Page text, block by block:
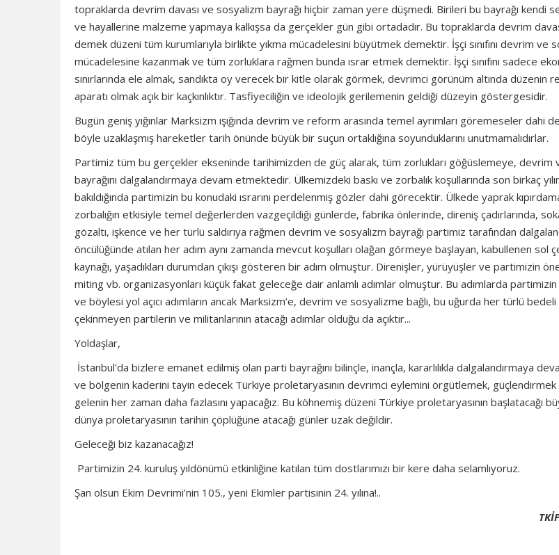
topraklarda devrim davası ve sosyalizm bayrağı hiçbir zaman yere düşmedi. Birileri bu bayrağı kendi
ve hayallerine malzeme yapmaya kalkışsa da gerçekler gün gibi ortadadır. Bu topraklarda devrim
demek düzeni tüm kurumlarıyla birlikte yıkma mücadelesini büyütmek demektir. İşçi sınıfını devrim ve
mücadelesine kazanmak ve tüm zorluklara rağmen bunda ısrar etmek demektir. İşçi sınıfını sadece
sınırlarında ele almak, sandıkta oy verecek bir kitle olarak görmek, devrimci görünüm altında düzenin
aparatı olmak açık bir kaçkınlıktır. Tasfiyeciliğin ve ideolojik gerilemenin geldiği düzeyin göstergesidir.
Bugün geniş yığınlar Marksizm ışığında devrim ve reform arasında temel ayrımları göremeseler dahi
böyle uzaklaşmış hareketler tarih önünde büyük bir suçun ortaklığına soyunduklarını unutmamalıdırlar.
Partimiz tüm bu gerçekler ekseninde tarihimizden de güç alarak, tüm zorlukları göğüslemeye, devrim
bayrağını dalgalandırmaya devam etmektedir. Ülkemizdeki baskı ve zorbalık koşullarında son birkaç
bakıldığında partimizin bu konudaki ısrarını perdelenmiş gözler dahi görecektir. Ülkede yaprak
zorbalığın etkisiyle temel değerlerden vazgeçildiği günlerde, fabrika önlerinde, direniş çadırlarında,
gözaltı, işkence ve her türlü saldırıya rağmen devrim ve sosyalizm bayrağı partimiz tarafından
öncülüğünde atılan her adım aynı zamanda mevcut koşulları olağan görmeye başlayan, kabullenen sol
kaynağı, yaşadıkları durumdan çıkışı gösteren bir adım olmuştur. Direnişler, yürüyüşler ve partimizin
miting vb. organizasyonları küçük fakat geleceğe dair anlamlı adımlar olmuştur. Bu adımlarda partimizin
ve böylesi yol açıcı adımların ancak Marksizm’e, devrim ve sosyalizme bağlı, bu uğurda her türlü
çekinmeyen partilerin ve militanlarının atacağı adımlar olduğu da açıktır...
Yoldaşlar,
İstanbul'da bizlere emanet edilmiş olan parti bayrağını bilinçle, inançla, kararlılıkla dalgalandırmaya
ve bölgenin kaderini tayin edecek Türkiye proletaryasının devrimci eylemini örgütlemek, güçlendirmek
gelenin her zaman daha fazlasını yapacağız. Bu köhnemiş düzeni Türkiye proletaryasının başlatacağı
dünya proletaryasının tarihin çöplüğüne atacağı günler uzak değildir.
Geleceği biz kazanacağız!
Partimizin 24. kuruluş yıldönümü etkinliğine katılan tüm dostlarımızı bir kere daha selamlıyoruz.
Şan olsun Ekim Devrimi’nin 105., yeni Ekimler partisinin 24. yılına!..